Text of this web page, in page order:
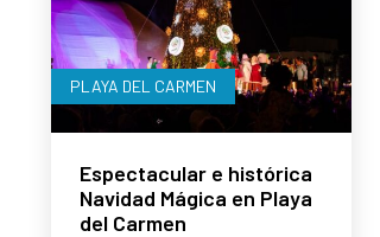
PLAYA DEL CARMEN
Espectacular e histórica
Navidad Mágica en Playa
del Carmen